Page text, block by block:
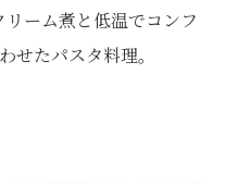
ーム煮と低温でコンフ
せたパスタ料理。